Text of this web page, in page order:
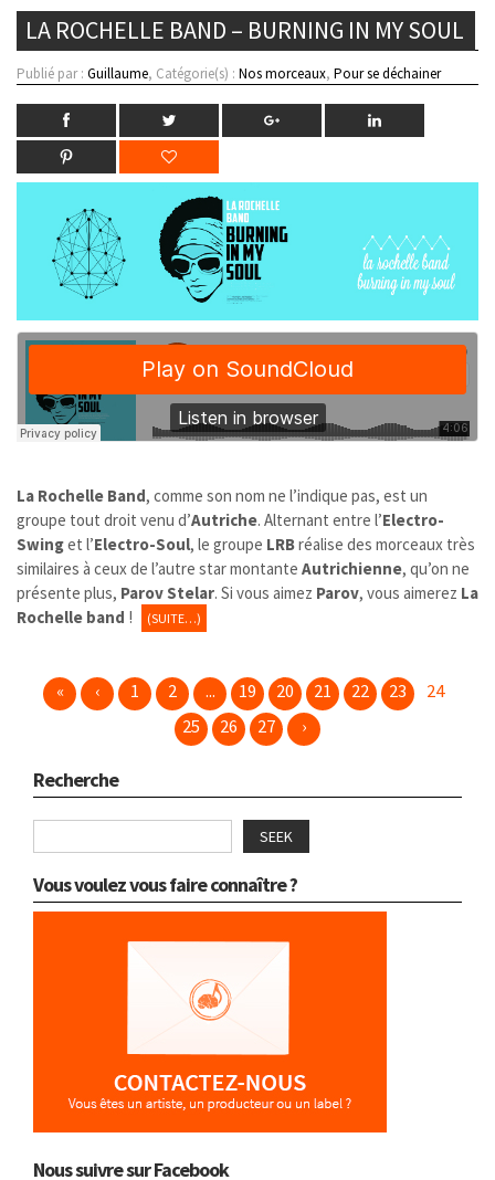
LA ROCHELLE BAND – BURNING IN MY SOUL
Publié par : Guillaume, Catégorie(s) : Nos morceaux, Pour se déchainer
La Rochelle Band, comme son nom ne l’indique pas, est un
groupe tout droit venu d’Autriche. Alternant entre l’Electro-
Swinget l’Electro-Soul, le groupe LRBréalise des morceaux très
similaires à ceux de l’autre star montante Autrichienne, qu’on ne
présente plus, Parov Stelar. Si vous aimez Parov, vous aimerez La
Rochelle band ! (SUITE…)
« ‹ 1 2 ... 19 20 21 22 23
24
25
26 27 ›
Recherche
SEEK
Vous voulez vous faire connaître ?
Nous suivre sur Facebook